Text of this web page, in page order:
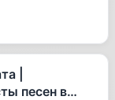
|
песен в